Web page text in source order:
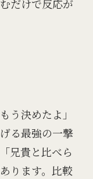
だけで反応が
う決めたよ」
る最強の一撃
兄貴と比べら
ります。比較